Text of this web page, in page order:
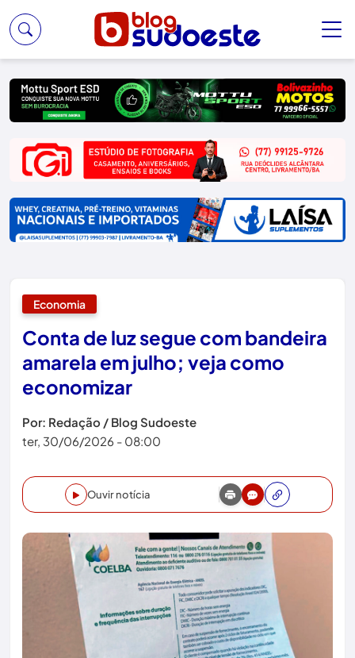
Economia
Conta de luz segue com bandeira
amarela em julho; veja como
economizar
Por: Redação / Blog Sudoeste
ter, 30/06/2026 - 08:00
Ouvir notícia